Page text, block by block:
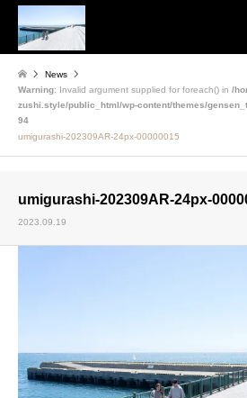
News
Warning: Invalid argument supplied for foreach() in /
zushi.style/public_html/wp-content/themes/
94
umigurashi-202309AR-24px-00000015
umigurashi-202309AR-24px-
2023.09.19